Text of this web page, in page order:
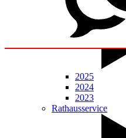
2025
2024
2023
Rathausservice